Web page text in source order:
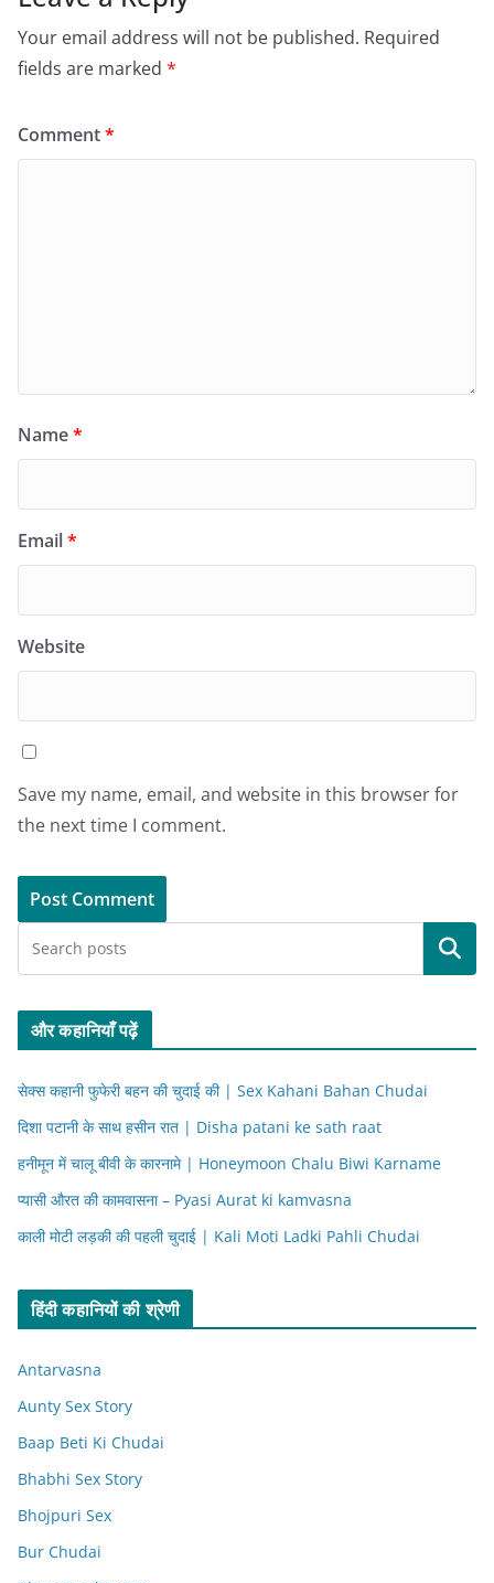
Your email address will not be published. Required
fields are marked *
Comment*
Name*
Email*
Website
Save my name, email, and website in this browser for
the next time I comment.
Search
और कहानियाँ पढ़ें
सेक्स कहानी फुफेरी बहन की चुदाई की | Sex Kahani Bahan Chudai
दिशा पटानी के साथ हसीन रात | Disha patani ke sath raat
हनीमून में चालू बीवी के कारनामे | Honeymoon Chalu Biwi Karname
प्यासी औरत की कामवासना – Pyasi Aurat ki kamvasna
काली मोटी लड़की की पहली चुदाई | Kali Moti Ladki Pahli Chudai
हिंदी कहानियों की श्रेणी
Antarvasna
Aunty Sex Story
Baap Beti Ki Chudai
Bhabhi Sex Story
Bhojpuri Sex
Bur Chudai